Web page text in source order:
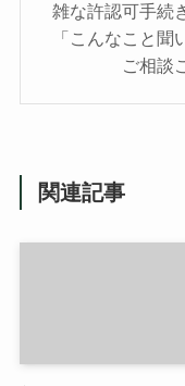
雑な許認可手続
「こんなこと
ご相談
関連記事